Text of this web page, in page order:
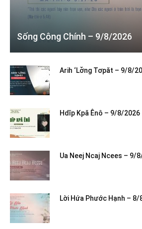
Sống Công Chính – 9/8/2026
Arih ‘Lơ̆ng Tơpăt – 9/8/
Hdĭp Kpă Ênô – 9/8/2026
Ua Neej Ncaj Ncees – 9/
Lời Hứa Phước Hạnh –